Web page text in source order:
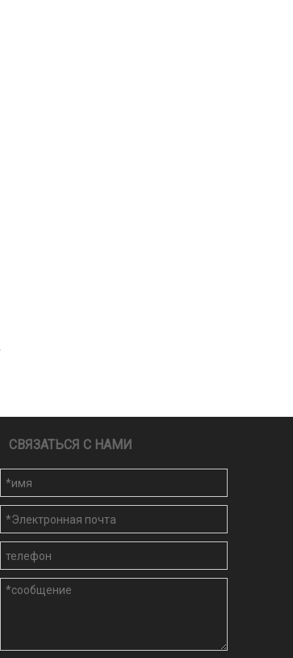
СВЯЗАТЬСЯ С НАМИ